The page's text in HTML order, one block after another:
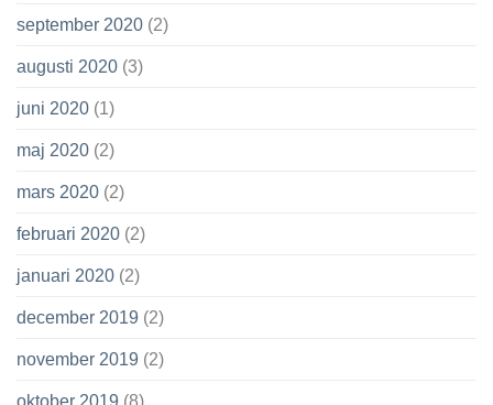
september 2020 (2)
augusti 2020 (3)
juni 2020 (1)
maj 2020 (2)
mars 2020 (2)
februari 2020 (2)
januari 2020 (2)
december 2019 (2)
november 2019 (2)
oktober 2019 (8)